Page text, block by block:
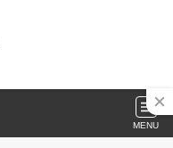
MENU